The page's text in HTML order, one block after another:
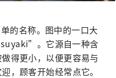
的名称。图中的一口大
。它源自一种含
得更小，以便更容易与
，顾客开始经常点它。